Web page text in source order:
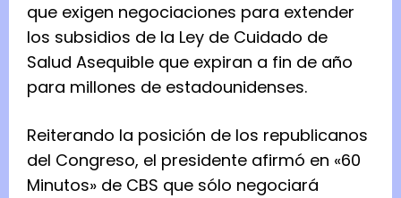
que exigen negociaciones para extender
los subsidios de la Ley de Cuidado de
Salud Asequible que expiran a fin de año
para millones de estadounidenses.
Reiterando la posición de los republicanos
del Congreso, el presidente afirmó en «60
Minutos» de CBS que sólo negociará